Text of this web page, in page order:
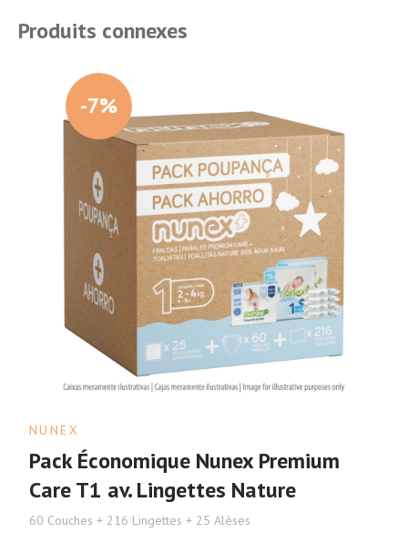
Produits connexes
-7%
NUNEX
Pack Économique Nunex Premium
Care T1 av. Lingettes Nature
60 Couches + 216 Lingettes + 25 Alèses